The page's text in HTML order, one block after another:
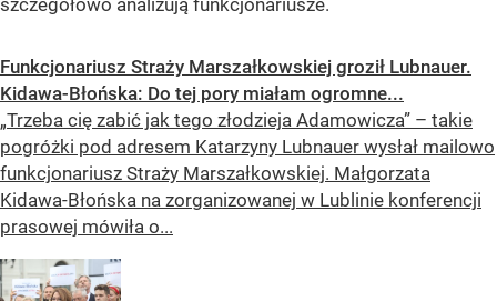
szczegółowo analizują funkcjonariusze.
Funkcjonariusz Straży Marszałkowskiej groził Lubnauer.
Kidawa-Błońska: Do tej pory miałam ogromne...
„Trzeba cię zabić jak tego złodzieja Adamowicza” – takie
pogróżki pod adresem Katarzyny Lubnauer wysłał mailowo
funkcjonariusz Straży Marszałkowskiej. Małgorzata
Kidawa-Błońska na zorganizowanej w Lublinie konferencji
prasowej mówiła o...